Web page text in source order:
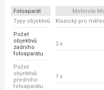
Fotoaparát Motorola
Typy objektivů
Klasický pro
Počet
objektivů
zadního
fotoaparátu
2 x
Počet
objektivů
předního
fotoaparátu
1 x